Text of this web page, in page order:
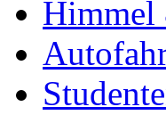
Himmel